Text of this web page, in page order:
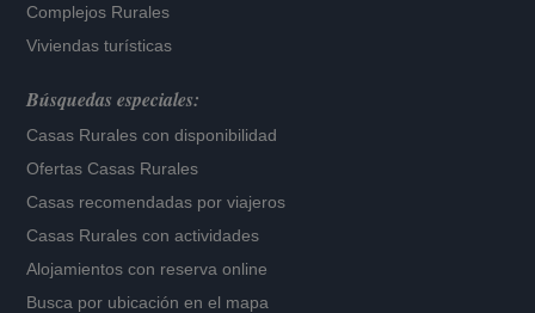
Complejos Rurales
Viviendas turísticas
Búsquedas especiales:
Casas Rurales con disponibilidad
Ofertas Casas Rurales
Casas recomendadas por viajeros
Casas Rurales con actividades
Alojamientos con reserva online
Busca por ubicación en el mapa